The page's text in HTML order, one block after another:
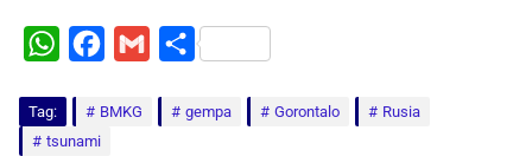
W
t
c
S
a
Tag: BMKG gempa Gorontalo
Rusia
tsunami